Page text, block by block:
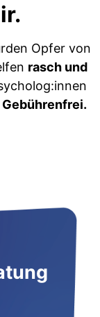
Opfer von
rasch und
Gebührenfrei.